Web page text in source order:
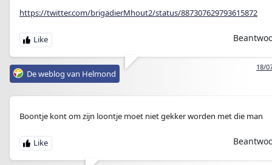
https://twitter.com/brigadierMhout2/status/887307629793615872
18/
De weblog van Helmond
Boontje kont om zijn loontje moet niet gekker worden met die man